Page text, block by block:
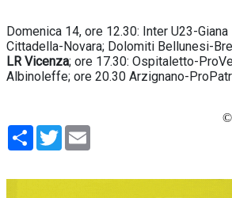
Domenica 14, ore 12.30: Inter U23-Giana
Cittadella-Novara; Dolomiti Bellunesi-
LR Vicenza; ore 17.30: Ospitaletto-
Albinoleffe; ore 20.30 Arzignano-
©
Condividi
Twitter